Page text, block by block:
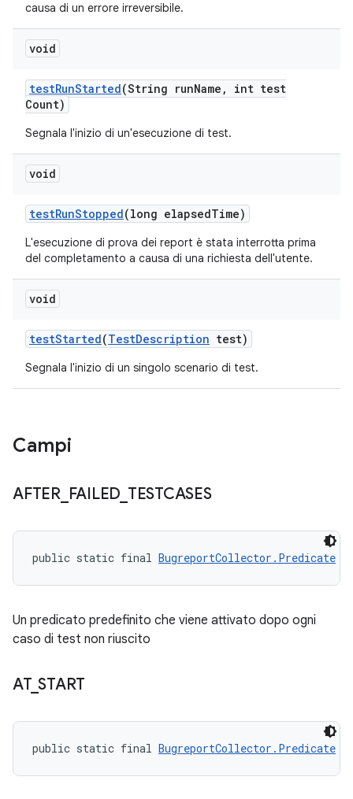
causa di un errore irreversibile.
void
testRunStarted(String runName ,
int test
Count)
Segnala l'inizio di un'esecuzione di test.
void
testRunStopped(long elapsedTime)
L'esecuzione di prova dei report è stata interrotta prima
del completamento a causa di una richiesta dell'utente.
void
testStarted(TestDescription test)
Segnala l'inizio di un singolo scenario di test.
Campi
AFTER_ FAILED TESTCASES
public static final BugreportCollector.Predicate
Un predicato predefinito che viene attivato dopo ogni
caso di test non riuscito
AT_START
public static final BugreportCollector.Predicate